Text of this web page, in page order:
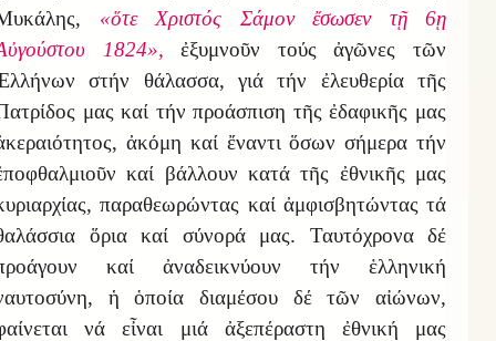
«ὅτε Χριστός Σάμον ἔσωσεν τῇ 6ῃ
1824»,ἐξυμνοῦν τούς ἀγῶνες τῶν
στήν θάλασσα, γιά τήν ἐλευθερία τῆς
μας καί τήν προάσπιση τῆς ἐδαφικῆς μας
ἀκόμη καί ἔναντι ὅσων σήμερα τήν
καί βάλλουν κατά τῆς ἐθνικῆς μας
παραθεωρώντας καί ἀμφισβητώντας τά
ὅρια καί σύνορά μας. Ταυτόχρονα δέ
καί ἀναδεικνύουν τήν ἑλληνική
ἡ ὁποία διαμέσου δέ τῶν αἰώνων,
νά εἶναι μιά ἀξεπέραστη ἐθνική μας